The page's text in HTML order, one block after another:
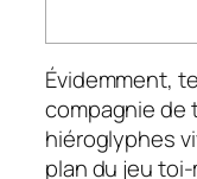
Évidemment,
compagnie de
hiéroglyphes
plan du jeu